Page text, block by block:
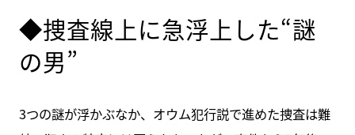
◆捜査線上に急浮上した“謎
の男”
3つの謎が浮かぶなか、オウム犯行説で進めた捜査は難